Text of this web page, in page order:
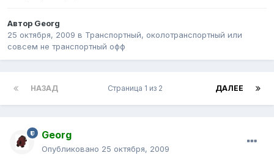
Автор Georg
25 октября, 2009 в Транспортный, околотранспортный или
совсем не транспортный офф
НАЗАД ДАЛЕЕ
Страница 1 из 2
Georg
Опубликовано 25 октября, 2009